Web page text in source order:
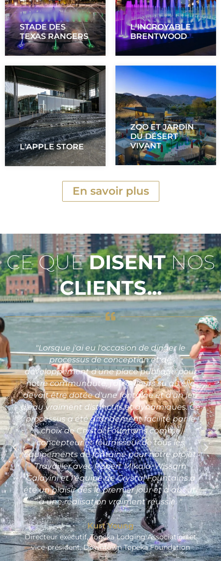
STADE DES
TEXAS RANGERS
L'INCROYABLE
BRENTWOOD
L'APPLE STORE
ZOO ET JARDIN
DU DÉSERT
VIVANT
En savoir plus
CE QUEDISENTNOS
CLIENTS...
"Lorsque j'ai eu l'occasion de diriger le
processus de conception et de
développement d'une place publique pour
notre communauté, j'ai toujours su qu'elle
devait être dotée d'une fontaine et d'un jeu
d'eau vraiment distinctifs et dynamiques. Ce
processus a été grandement facilité par le
choix de Crystal Fountains comme
concepteur et fournisseur de tous les
équipements de fontaine pour notre projet.
Travailler avec Robert Mikula, Wissam
Galayini et l'équipe de Crystal Fountains a
été un plaisir dès le premier jour et a abouti
à une réalisation vraiment réussie. "
Kurt Young
Directeur exécutif, Topeka Lodging Association et
vice-président, Downtown Topeka Foundation